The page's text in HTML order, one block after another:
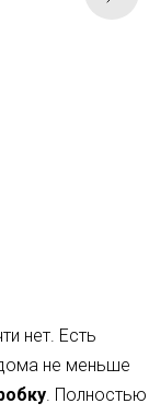
нет. Есть
не меньше
. Полностью